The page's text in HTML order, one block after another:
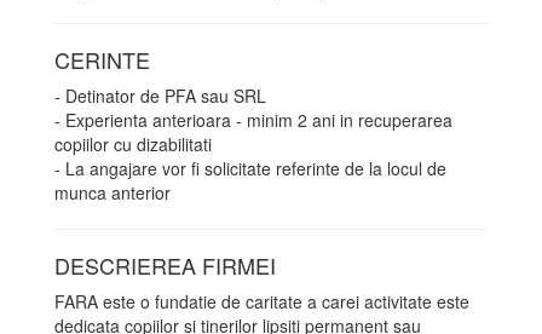
CERINTE
- Detinator de PFA sau SRL
- Experienta anterioara - minim 2 ani in recuperarea
copiilor cu dizabilitati
- La angajare vor fi solicitate referinte de la locul de
munca anterior
DESCRIEREA FIRMEI
FARA este o fundatie de caritate a carei activitate este
dedicata copiilor si tinerilor lipsiti permanent sau